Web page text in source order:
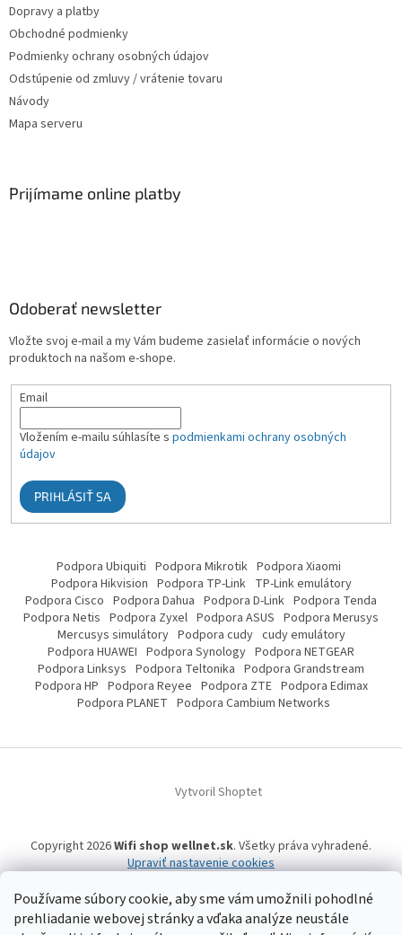
Používame súbory cookie, aby sme vám umožnili pohodlné
prehliadanie webovej stránky a vďaka analýze neustále
Dopravy a platby
Obchodné podmienky
Podmienky ochrany osobných údajov
Odstúpenie od zmluvy / vrátenie tovaru
Návody
Mapa serveru
Prijímame online platby
Odoberať newsletter
Vložte svoj e-mail a my Vám budeme zasielať informácie o nových
produktoch na našom e-shope.
Email
Vložením e-mailu súhlasíte s podmienkami ochrany osobných
údajov
PRIHLÁSIŤ SA
Podpora Ubiquiti Podpora Mikrotik Podpora Xiaomi
Podpora Hikvision Podpora TP-Link TP-Link emulátory
Podpora Cisco Podpora Dahua Podpora D-Link Podpora Tenda
Podpora Netis Podpora Zyxel Podpora ASUS Podpora Merusys
Mercusys simulátory Podpora cudy cudy emulátory
Podpora HUAWEI Podpora Synology Podpora NETGEAR
Podpora Linksys Podpora Teltonika Podpora Grandstream
Podpora HP Podpora Reyee Podpora ZTE Podpora Edimax
Podpora PLANET Podpora Cambium Networks
Vytvoril Shoptet
Copyright 2026Wifi shop wellnet.sk. Všetky práva vyhradené.
Upraviť nastavenie cookies
Wifi shop wellnet.sk prevádzkuje spoločnosť WELLNET, s.r.o.,IČO: 36484610,